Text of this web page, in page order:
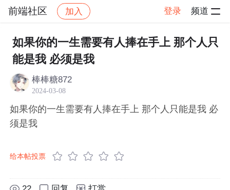
前端社区 加入 登录 频道
社区 前端社区 感慨 帖子详情
如果你的一生需要有人捧在手上 那个人只
能是我 必须是我
棒棒糖872
2024-03-08
如果你的一生需要有人捧在手上 那个人只能是我 必
须是我
给本帖投票